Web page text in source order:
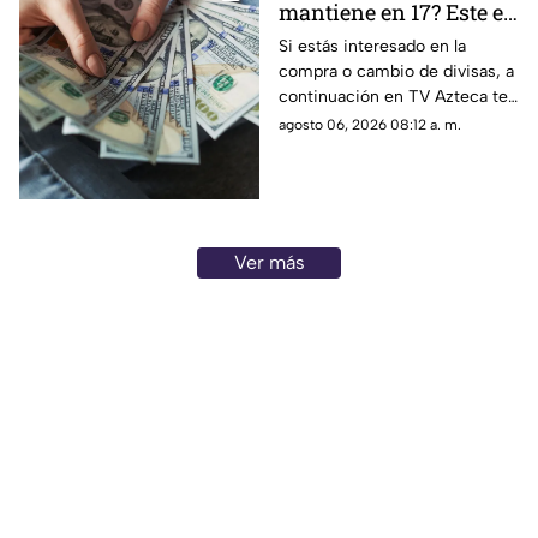
mantiene en 17? Este es
el precio del dólar en
Aguascalientes hoy 6
de agosto de 2026
Si estás interesado en la
compra o cambio de divisas, a
continuación en TV Azteca te
informamos cuál es el precio
agosto 06, 2026 08:12 a. m.
Ver más